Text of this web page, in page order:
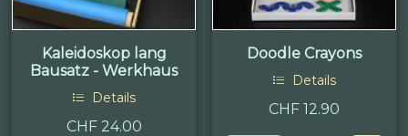
Kaleidoskop lang
Bausatz - Werkhaus
Details
CHF 24.00
Doodle Crayons
Details
CHF 12.90